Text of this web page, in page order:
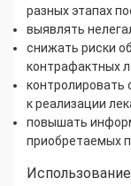
разных этапах
выявлять
снижать риски
контрафактных
контролировать
к реализации
повышать
приобретаемых